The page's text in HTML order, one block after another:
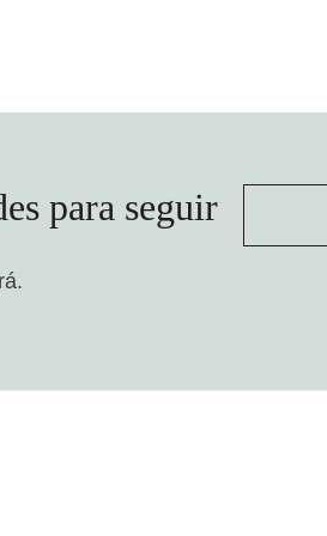
para seguir